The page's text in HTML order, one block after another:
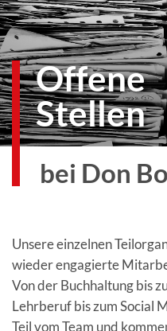
Offene
Stellen
bei Don
Unsere einzelnen
wieder engagierte
Von der Buchhaltung bis
Lehrberuf bis zum Social
Teil vom Team und